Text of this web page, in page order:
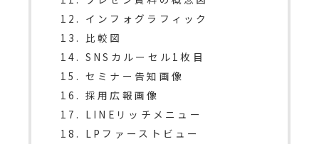
12. インフォグラフィック
13. 比較図
14. SNSカルーセル1枚目
15. セミナー告知画像
16. 採用広報画像
17. LINEリッチメニュー
18. LPファーストビュー